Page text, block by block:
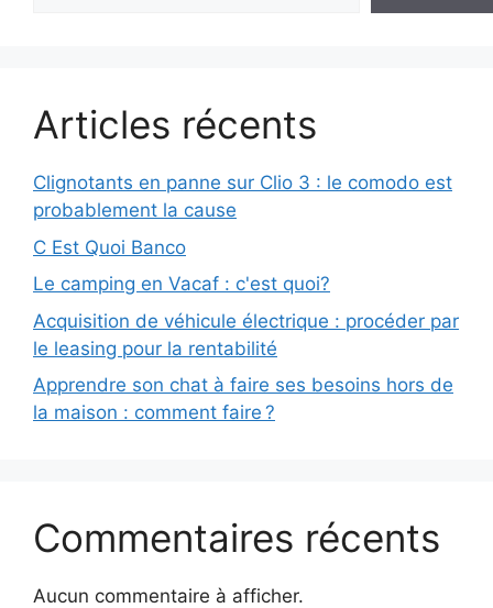
Articles récents
Clignotants en panne sur Clio 3 : le comodo est
probablement la cause
C Est Quoi Banco
Le camping en Vacaf : c'est quoi?
Acquisition de véhicule électrique : procéder par
le leasing pour la rentabilité
Apprendre son chat à faire ses besoins hors de
la maison : comment faire ?
Commentaires récents
Aucun commentaire à afficher.